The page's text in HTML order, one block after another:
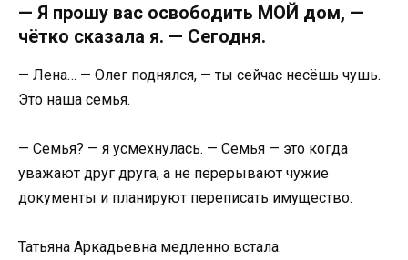
— Я прошу вас освободить МОЙ дом, —
чётко сказала я. — Сегодня.
— Лена… — Олег поднялся, — ты сейчас несёшь чушь.
Это наша семья.
— Семья? — я усмехнулась. — Семья — это когда
уважают друг друга, а не перерывают чужие
документы и планируют переписать имущество.
Татьяна Аркадьевна медленно встала.